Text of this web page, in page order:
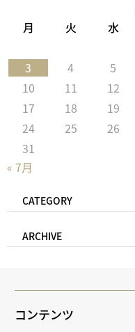
月 火 水
« 7月
3
4 5
10
11 12
17
18 19
24
25 26
31
CATEGORY
ARCHIVE
コンテンツ